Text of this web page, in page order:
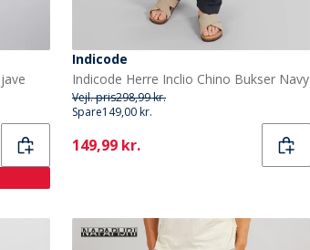
Indicode
Indicode Herre Inclio Chino Bukser Navy
Vejl. pris298,99 kr.
Spare149,00 kr.
Current
149,99 kr.